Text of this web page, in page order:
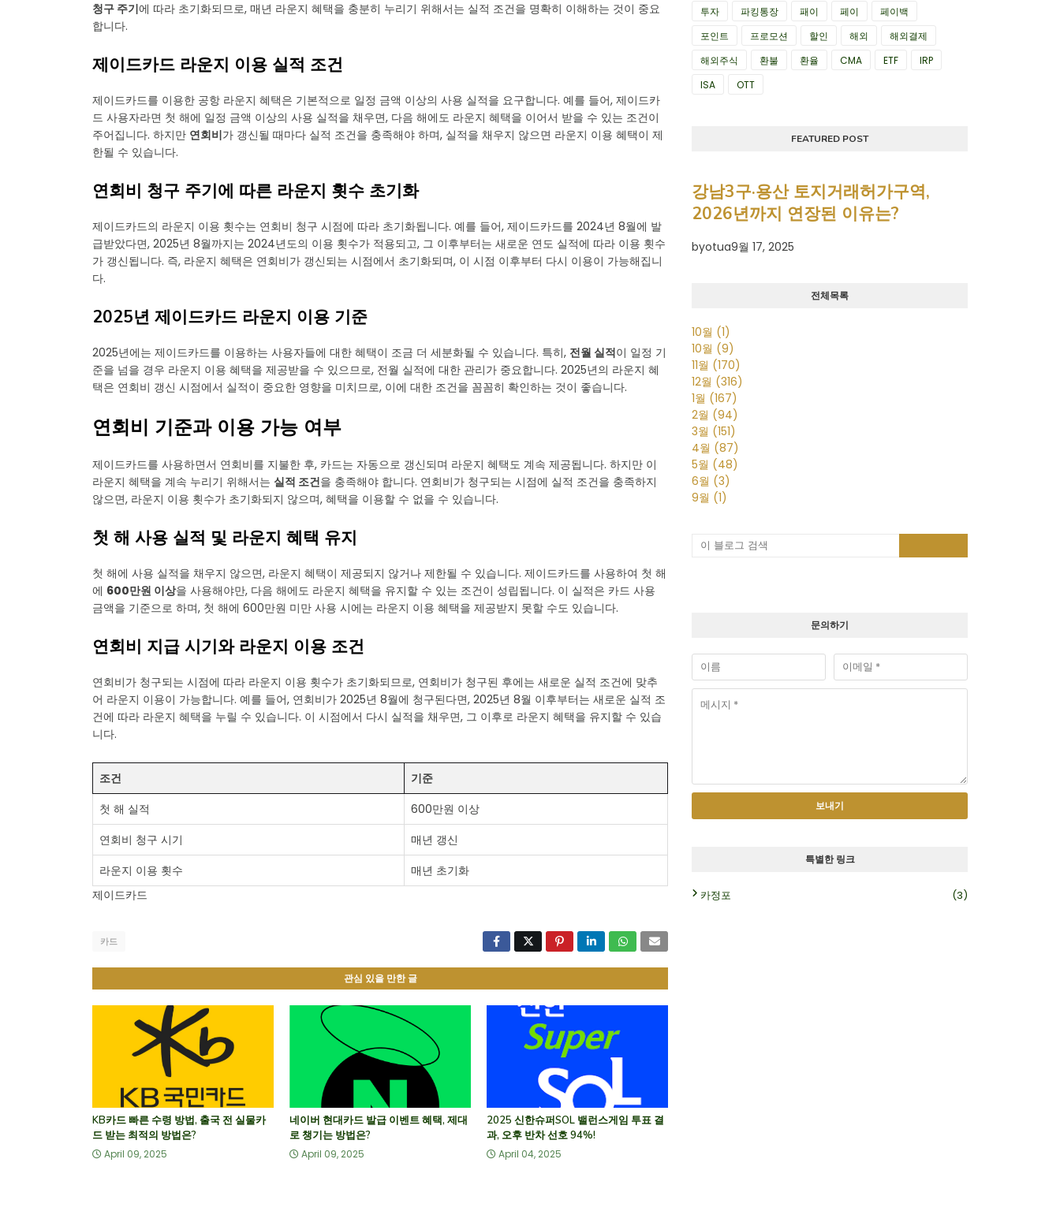
청구 주기에 따라 초기화되므로, 매년 라운지 혜택을 충분히 누리기 위해서는 실적 조건을 명확히 이해하는 것이 중요
합니다.
제이드카드 라운지 이용 실적 조건
제이드카드를 이용한 공항 라운지 혜택은 기본적으로 일정 금액 이상의 사용 실적을 요구합니다. 예를 들어, 제이드카
드 사용자라면 첫 해에 일정 금액 이상의 사용 실적을 채우면, 다음 해에도 라운지 혜택을 이어서 받을 수 있는 조건이
주어집니다. 하지만 연회비가 갱신될 때마다 실적 조건을 충족해야 하며, 실적을 채우지 않으면 라운지 이용 혜택이 제
한될 수 있습니다.
연회비 청구 주기에 따른 라운지 횟수 초기화
제이드카드의 라운지 이용 횟수는 연회비 청구 시점에 따라 초기화됩니다. 예를 들어, 제이드카드를 2024년 8월에 발
급받았다면, 2025년 8월까지는 2024년도의 이용 횟수가 적용되고, 그 이후부터는 새로운 연도 실적에 따라 이용 횟수
가 갱신됩니다. 즉, 라운지 혜택은 연회비가 갱신되는 시점에서 초기화되며, 이 시점 이후부터 다시 이용이 가능해집니
다.
2025년 제이드카드 라운지 이용 기준
2025년에는 제이드카드를 이용하는 사용자들에 대한 혜택이 조금 더 세분화될 수 있습니다. 특히, 전월 실적이 일정 기
준을 넘을 경우 라운지 이용 혜택을 제공받을 수 있으므로, 전월 실적에 대한 관리가 중요합니다. 2025년의 라운지 혜
택은 연회비 갱신 시점에서 실적이 중요한 영향을 미치므로, 이에 대한 조건을 꼼꼼히 확인하는 것이 좋습니다.
연회비 기준과 이용 가능 여부
제이드카드를 사용하면서 연회비를 지불한 후, 카드는 자동으로 갱신되며 라운지 혜택도 계속 제공됩니다. 하지만 이
라운지 혜택을 계속 누리기 위해서는 실적 조건을 충족해야 합니다. 연회비가 청구되는 시점에 실적 조건을 충족하지
않으면, 라운지 이용 횟수가 초기화되지 않으며, 혜택을 이용할 수 없을 수 있습니다.
첫 해 사용 실적 및 라운지 혜택 유지
첫 해에 사용 실적을 채우지 않으면, 라운지 혜택이 제공되지 않거나 제한될 수 있습니다. 제이드카드를 사용하여 첫 해
에 600만원 이상을 사용해야만, 다음 해에도 라운지 혜택을 유지할 수 있는 조건이 성립됩니다. 이 실적은 카드 사용
금액을 기준으로 하며, 첫 해에 600만원 미만 사용 시에는 라운지 이용 혜택을 제공받지 못할 수도 있습니다.
연회비 지급 시기와 라운지 이용 조건
연회비가 청구되는 시점에 따라 라운지 이용 횟수가 초기화되므로, 연회비가 청구된 후에는 새로운 실적 조건에 맞추
어 라운지 이용이 가능합니다. 예를 들어, 연회비가 2025년 8월에 청구된다면, 2025년 8월 이후부터는 새로운 실적 조
건에 따라 라운지 혜택을 누릴 수 있습니다. 이 시점에서 다시 실적을 채우면, 그 이후로 라운지 혜택을 유지할 수 있습
니다.
조건
기준
첫 해 실적
600만원 이상
연회비 청구 시기
매년 갱신
라운지 이용 횟수
매년 초기화
제이드카드
카드
관심 있을 만한 글
KB카드 빠른 수령 방법, 출국 전 실물카
드 받는 최적의 방법은?
April 09, 2025
네이버 현대카드 발급 이벤트 혜택, 제대
로 챙기는 방법은?
April 09, 2025
2025 신한슈퍼SOL 밸런스게임 투표 결
과, 오후 반차 선호 94%!
April 04, 2025
투자
파킹통장 패이 페이
페이백
포인트
프로모션 할인 해외
해외결제
해외주식
환불 환율 CMA ETF
IRP
ISA
OTT
FEATURED POST
강남3구·용산 토지거래허가구역,
2026년까지 연장된 이유는?
byotua9월 17, 2025
전체목록
10월 (1)
10월 (9)
11월 (170)
12월 (316)
1월 (167)
2월 (94)
3월 (151)
4월 (87)
5월 (48)
6월 (3)
9월 (1)
문의하기
특별한 링크
카정포 (3)